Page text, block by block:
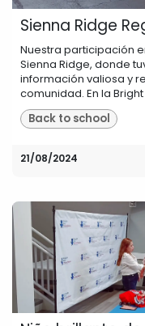
Sienna Ridge
Nuestra participación
Sienna Ridge, donde
información valiosa y
comunidad. En la Bright
Back to school
21/08/2024